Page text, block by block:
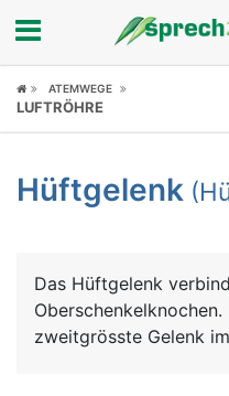
Fokus
Symptome
News
ATEMWEGE
LUFTRÖHRE
Hüftgelenk
Das Hüftgelenk
zweitgrösste Gelenk